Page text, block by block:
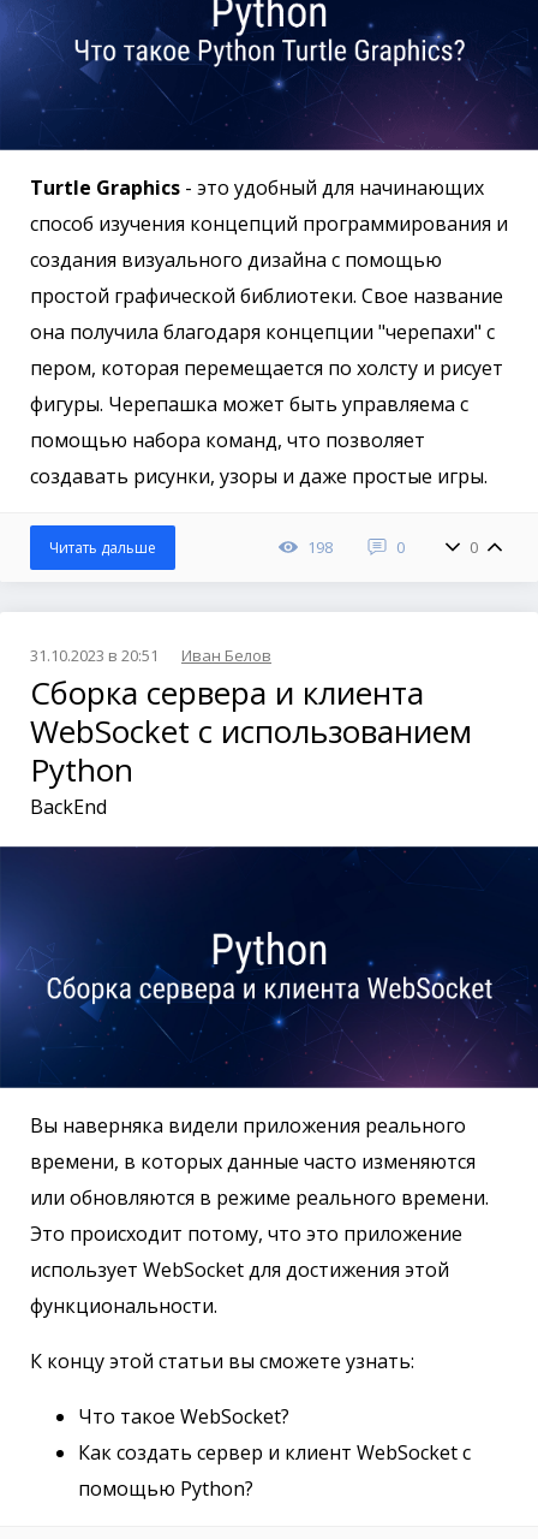
Turtle Graphics - это удобный для начинающих
способ изучения концепций программирования и
создания визуального дизайна с помощью
простой графической библиотеки. Свое название
она получила благодаря концепции "черепахи" с
пером, которая перемещается по холсту и рисует
фигуры. Черепашка может быть управляема с
помощью набора команд, что позволяет
создавать рисунки, узоры и даже простые игры.
198 0 0
Читать дальше
31.10.2023 в 20:51 Иван Белов
Сборка сервера и клиента
WebSocket с использованием
Python
BackEnd
Вы наверняка видели приложения реального
времени, в которых данные часто изменяются
или обновляются в режиме реального времени.
Это происходит потому, что это приложение
использует WebSocket для достижения этой
функциональности.
К концу этой статьи вы сможете узнать:
Что такое WebSocket?
Как создать сервер и клиент WebSocket с
помощью Python?